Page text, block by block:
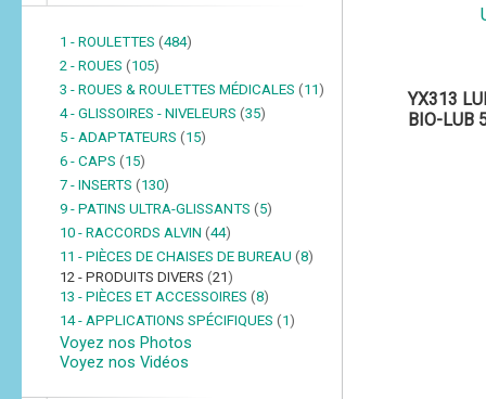
1 - ROULETTES (484)
2 - ROUES (105)
3 - ROUES & ROULETTES MÉDICALES (11)
4 - GLISSOIRES - NIVELEURS (35)
5 - ADAPTATEURS (15)
6 - CAPS (15)
7 - INSERTS (130)
9 - PATINS ULTRA-GLISSANTS (5)
10 - RACCORDS ALVIN (44)
11 - PIÈCES DE CHAISES DE BUREAU (8)
12 - PRODUITS DIVERS (21)
13 - PIÈCES ET ACCESSOIRES (8)
14 - APPLICATIONS SPÉCIFIQUES (1)
Voyez nos Photos
Voyez nos Vidéos
YX313
BIO-LUB